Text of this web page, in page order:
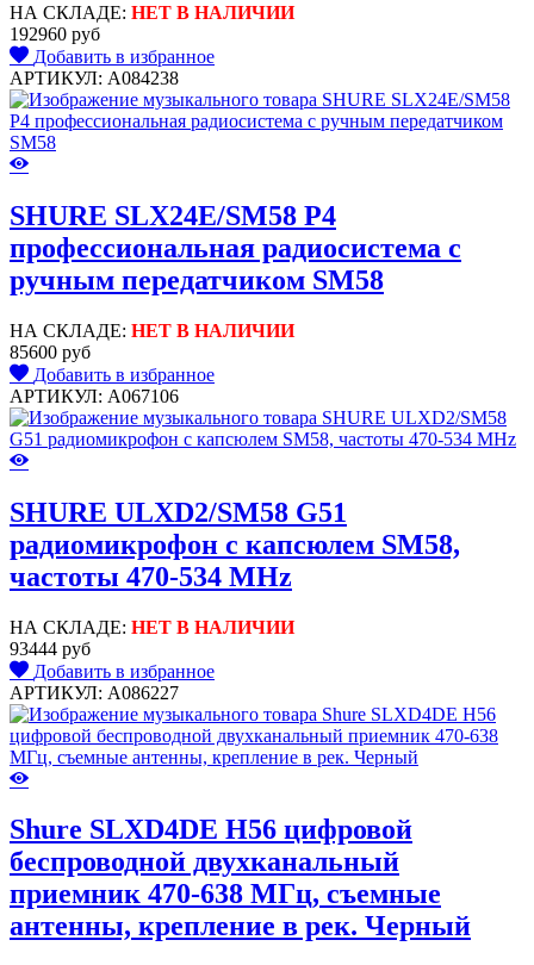
НА СКЛАДЕ: НЕТ В НАЛИЧИИ
192960 руб
Добавить в избранное
АРТИКУЛ: A084238
SHURE SLX24E/SM58 P4
профессиональная радиосистема с
ручным передатчиком SM58
НА СКЛАДЕ: НЕТ В НАЛИЧИИ
85600 руб
Добавить в избранное
АРТИКУЛ: A067106
SHURE ULXD2/SM58 G51
радиомикрофон с капсюлем SM58,
частоты 470-534 MHz
НА СКЛАДЕ: НЕТ В НАЛИЧИИ
93444 руб
Добавить в избранное
АРТИКУЛ: A086227
Shure SLXD4DE H56 цифровой
беспроводной двухканальный
приемник 470-638 МГц, съемные
антенны, крепление в рек. Черный